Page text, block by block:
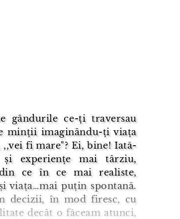
gândurile ce-ți traversau
minții imaginându-ți viața
fi mare"? Ei, bine! Iată-
experiențe mai târziu,
ce în ce mai realiste,
viața…mai puțin spontană.
decizii, în mod firesc, cu
decât o făceam atunci,